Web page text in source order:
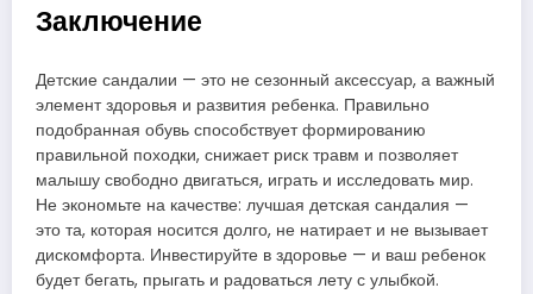
Заключение
Детские сандалии — это не сезонный аксессуар, а важный
элемент здоровья и развития ребенка. Правильно
подобранная обувь способствует формированию
правильной походки, снижает риск травм и позволяет
малышу свободно двигаться, играть и исследовать мир.
Не экономьте на качестве: лучшая детская сандалия —
это та, которая носится долго, не натирает и не вызывает
дискомфорта. Инвестируйте в здоровье — и ваш ребенок
будет бегать, прыгать и радоваться лету с улыбкой.